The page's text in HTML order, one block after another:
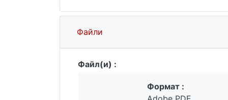
Файли
Файл(и) :
Формат :